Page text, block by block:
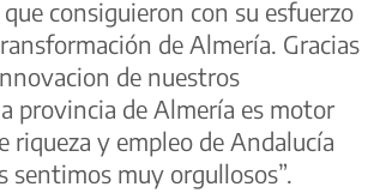
consiguieron con su esfuerzo
de Almería. Gracias
de nuestros
provincia de Almería es motor
riqueza y empleo de Andalucía
sentimos muy orgullosos”.